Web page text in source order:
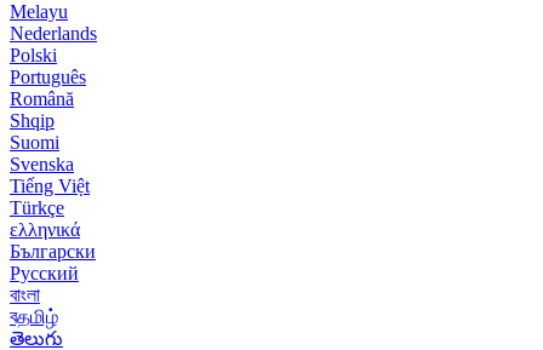
Melayu
Nederlands
Polski
Português
Română
Shqip
Suomi
Svenska
Tiếng Việt
Türkçe
ελληνικά
Български
Русский
বাংলা
বதமிழ்
తెలుగు